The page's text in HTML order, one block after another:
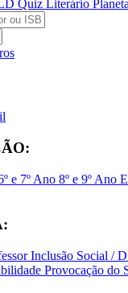
Quiz Literário
e 7º Ano 8º e 9º Ano
Inclusão Social /
Provocação do